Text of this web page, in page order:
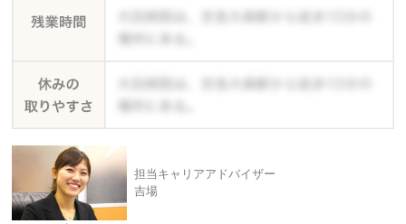
担当キャリアアドバイザー
吉場